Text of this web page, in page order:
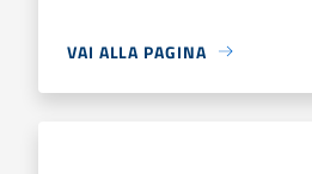
VAI ALLA PAGINA